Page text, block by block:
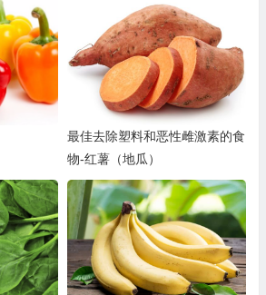
最佳去除塑料和恶性雌激素的食
物-红薯（地瓜）